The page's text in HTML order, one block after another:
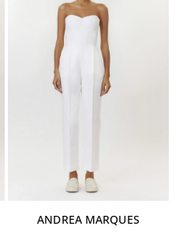
ANDREA MARQUES